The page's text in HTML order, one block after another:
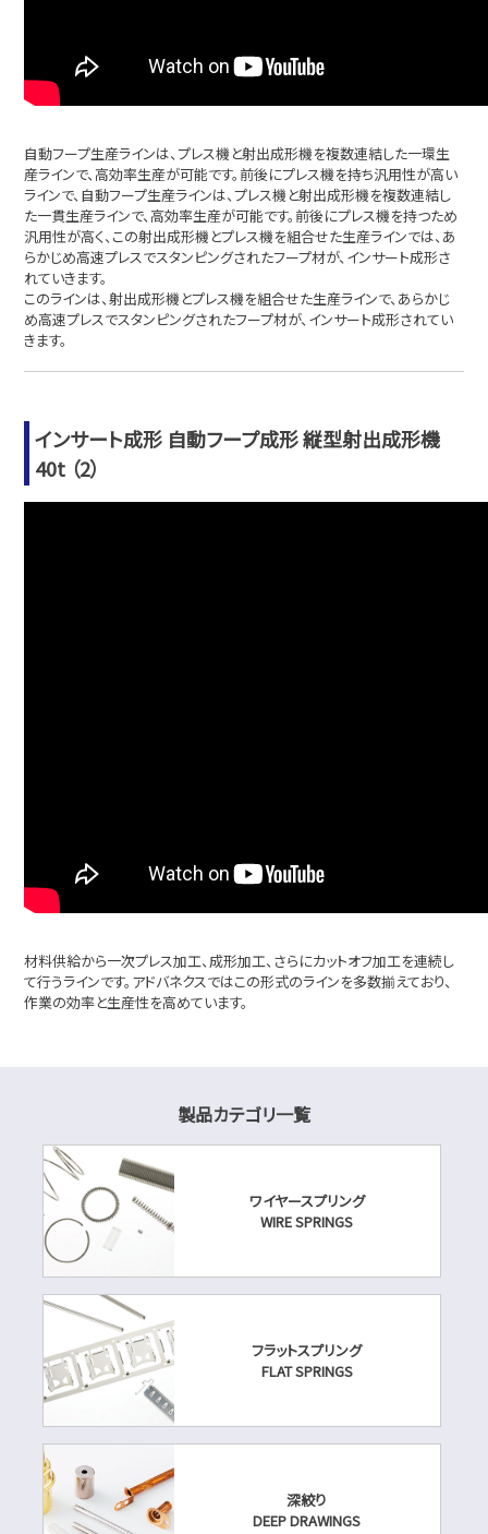
自動フープ生産ラインは、プレス機と射出成形機を複数連結した一環生
産ラインで、高効率生産が可能です。前後にプレス機を持ち汎用性が高い
ラインで、自動フープ生産ラインは、プレス機と射出成形機を複数連結し
た一貫生産ラインで、高効率生産が可能です。前後にプレス機を持つため
汎用性が高く、この射出成形機とプレス機を組合せた生産ラインでは、あ
らかじめ高速プレスでスタンピングされたフープ材が、インサート成形さ
れていきます。
このラインは、射出成形機とプレス機を組合せた生産ラインで、あらかじ
め高速プレスでスタンピングされたフープ材が、インサート成形されてい
きます。
インサート成形 自動フープ成形 縦型射出成形機
40t （2）
材料供給から一次プレス加工、成形加工、さらにカットオフ加工を連続し
て行うラインです。アドバネクスではこの形式のラインを多数揃えており、
作業の効率と生産性を高めています。
製品カテゴリ一覧
ワイヤースプリング
WIRE SPRINGS
フラットスプリング
FLAT SPRINGS
深絞り
DEEP DRAWINGS